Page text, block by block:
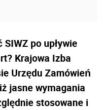
po upływie
Krajowa Izba
Urzędu Zamówień
jasne wymagania
stosowane i